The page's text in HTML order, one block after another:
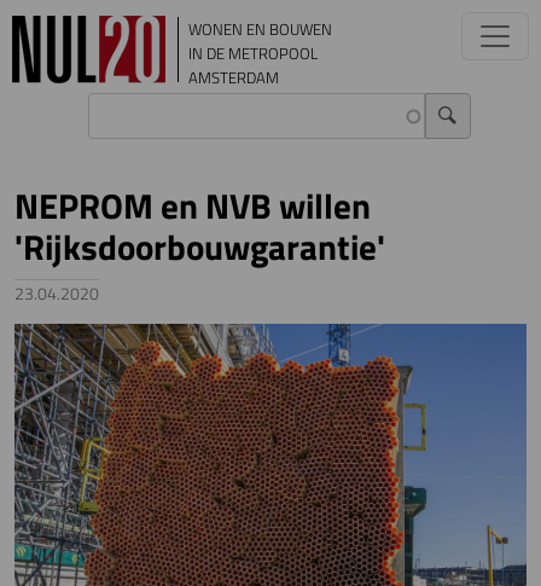
Overslaan en naar de inhoud gaan
WONEN EN BOUWEN
IN DE METROPOOL
AMSTERDAM
NEPROM en NVB willen
'Rijksdoorbouwgarantie'
23.04.2020
Image